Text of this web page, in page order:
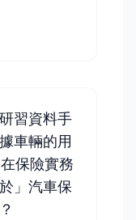
習資料手
車輛的用
保險實務
」汽車保